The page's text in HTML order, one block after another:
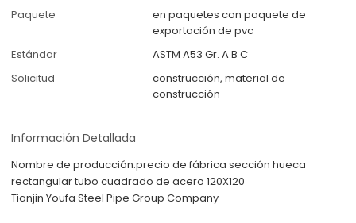
Paquete
en paquetes con paquete de
exportación de pvc
Estándar
ASTM A53 Gr. A B C
Solicitud
construcción, material de
construcción
Información Detallada
Nombre de producción:precio de fábrica sección hueca
rectangular tubo cuadrado de acero 120X120
Tianjin Youfa Steel Pipe Group Company